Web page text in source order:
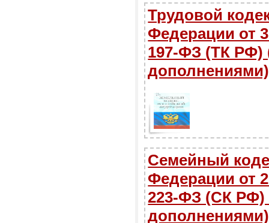
Трудовой
Федерации от
197-ФЗ (ТК РФ)
дополнениями)
Семейный
Федерации от
223-ФЗ (СК РФ)
дополнениями)